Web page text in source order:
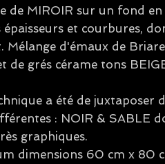
de MIROIR sur un fond en
et courbures,
Mélange d'émaux de
de grés cérame tons
a été de juxtaposer
: NOIR & SABLE
graphiques.
dimensions 60 cm x 80